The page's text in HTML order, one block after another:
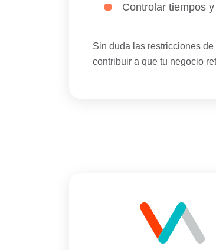
Controlar tiempos
Sin duda las restricciones
contribuir a que tu negocio